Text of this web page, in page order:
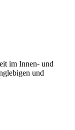
im Innen- und
und